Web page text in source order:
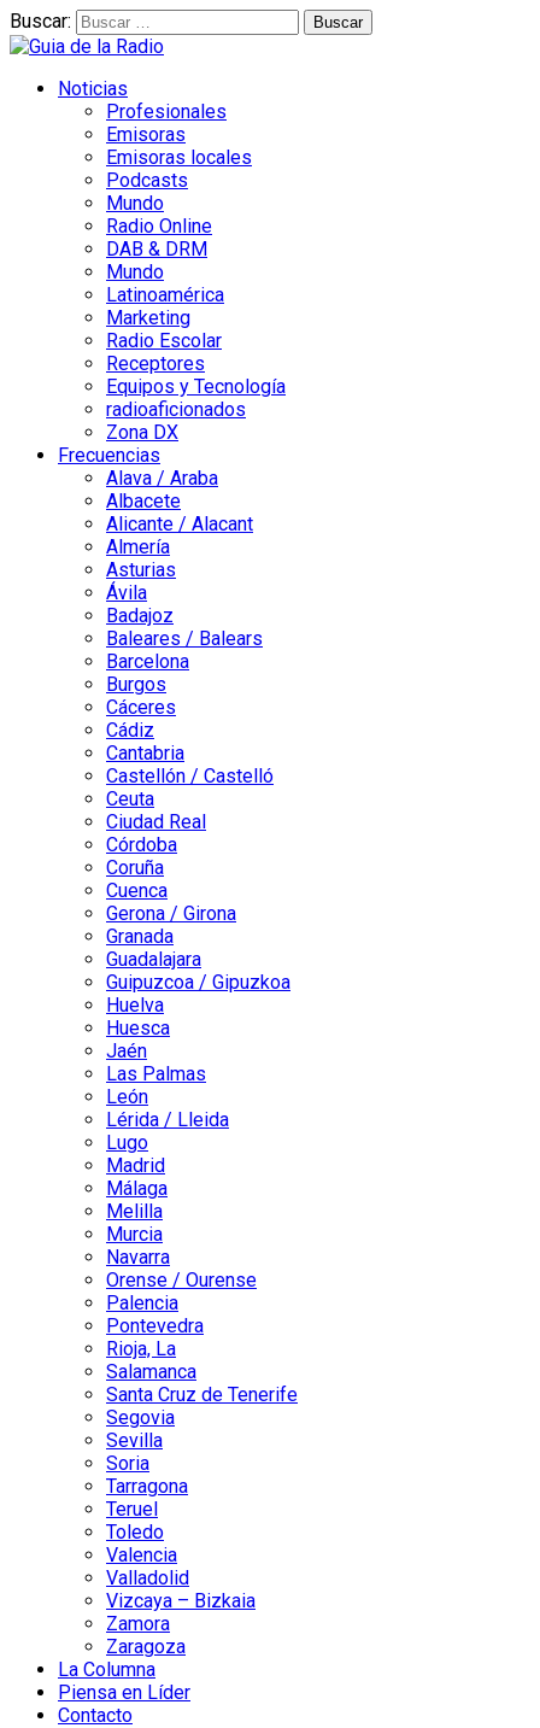
Buscar:
Noticias
Profesionales
Emisoras
Emisoras locales
Podcasts
Mundo
Radio Online
DAB & DRM
Mundo
Latinoamérica
Marketing
Radio Escolar
Receptores
Equipos y Tecnología
radioaficionados
Zona DX
Frecuencias
Alava / Araba
Albacete
Alicante / Alacant
Almería
Asturias
Ávila
Badajoz
Baleares / Balears
Barcelona
Burgos
Cáceres
Cádiz
Cantabria
Castellón / Castelló
Ceuta
Ciudad Real
Córdoba
Coruña
Cuenca
Gerona / Girona
Granada
Guadalajara
Guipuzcoa / Gipuzkoa
Huelva
Huesca
Jaén
Las Palmas
León
Lérida / Lleida
Lugo
Madrid
Málaga
Melilla
Murcia
Navarra
Orense / Ourense
Palencia
Pontevedra
Rioja, La
Salamanca
Santa Cruz de Tenerife
Segovia
Sevilla
Soria
Tarragona
Teruel
Toledo
Valencia
Valladolid
Vizcaya – Bizkaia
Zamora
Zaragoza
La Columna
Piensa en Líder
Contacto